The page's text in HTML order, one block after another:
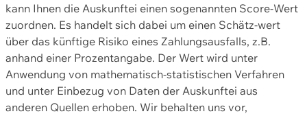
kann Ihnen die Auskunftei einen sogenannten Score-Wert
zuordnen. Es handelt sich dabei um einen Schätz-wert
über das künftige Risiko eines Zahlungsausfalls, z.B.
anhand einer Prozentangabe. Der Wert wird unter
Anwendung von mathematisch-statistischen Verfahren
und unter Einbezug von Daten der Auskunftei aus
anderen Quellen erhoben. Wir behalten uns vor,